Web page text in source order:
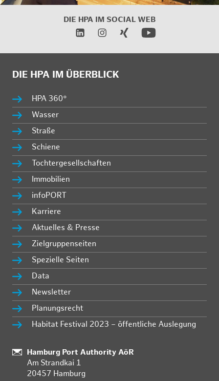
DIE HPA IM SOCIAL WEB
DIE HPA IM ÜBERBLICK
HPA 360°
Wasser
Straße
Schiene
Tochtergesellschaften
Immobilien
infoPORT
Karriere
Aktuelles & Presse
Zielgruppenseiten
Spezielle Seiten
Data
Newsletter
Planungsrecht
Habitat Festival 2023 – öffentliche Auslegung
Standort:
Hamburg Port Authority AöR
Am Strandkai 1
20457 Hamburg